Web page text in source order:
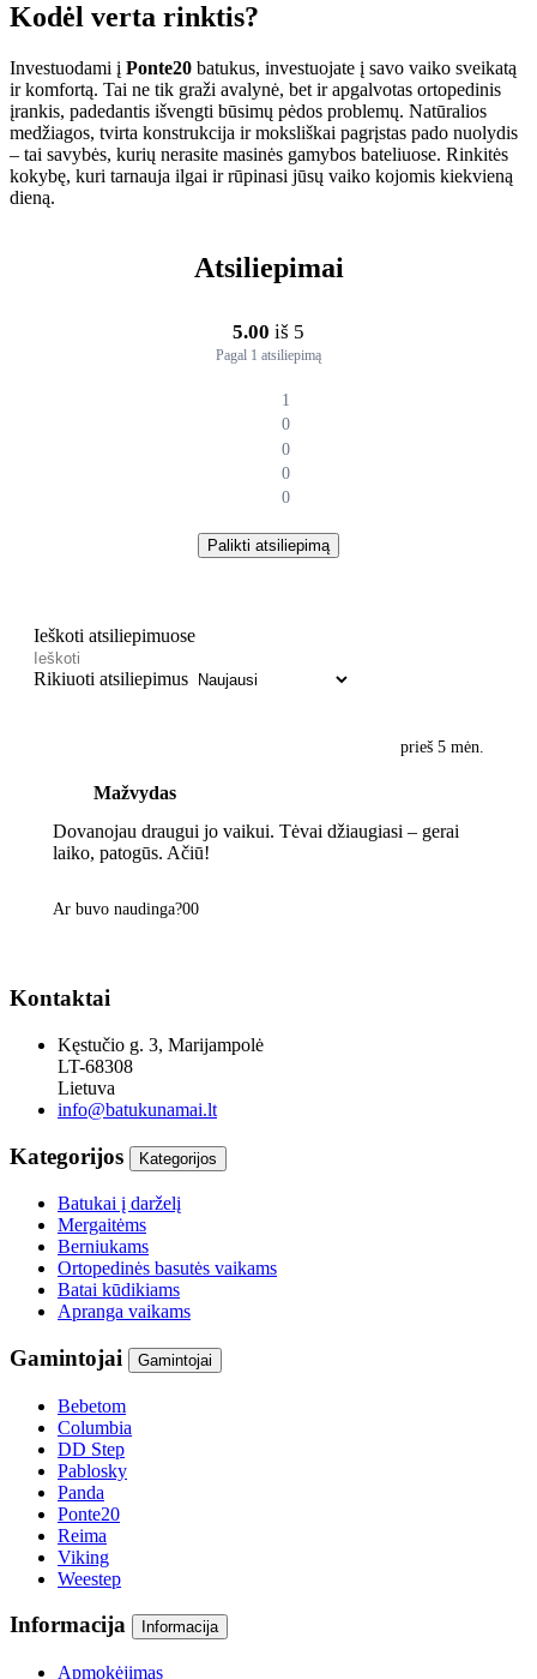
Kodėl verta rinktis?
Investuodami į Ponte20 batukus, investuojate į savo vaiko sveikatą
ir komfortą. Tai ne tik graži avalynė, bet ir apgalvotas ortopedinis
įrankis, padedantis išvengti būsimų pėdos problemų. Natūralios
medžiagos, tvirta konstrukcija ir moksliškai pagrįstas pado nuolydis
– tai savybės, kurių nerasite masinės gamybos bateliuose. Rinkitės
kokybę, kuri tarnauja ilgai ir rūpinasi jūsų vaiko kojomis kiekvieną
dieną.
Atsiliepimai
5.00 iš 5
Pagal 1 atsiliepimą
1
0
0
0
0
Palikti atsiliepimą
Ieškoti atsiliepimuose
Rikiuoti atsiliepimus
prieš 5 mėn.
Mažvydas
Dovanojau draugui jo vaikui. Tėvai džiaugiasi – gerai
laiko, patogūs. Ačiū!
Ar buvo naudinga?00
Kontaktai
Kęstučio g. 3, Marijampolė
LT-68308
Lietuva
info@batukunamai.lt
Kategorijos Kategorijos
Batukai į darželį
Mergaitėms
Berniukams
Ortopedinės basutės vaikams
Batai kūdikiams
Apranga vaikams
Gamintojai Gamintojai
Bebetom
Columbia
DD Step
Pablosky
Panda
Ponte20
Reima
Viking
Weestep
Informacija Informacija
Apmokėjimas